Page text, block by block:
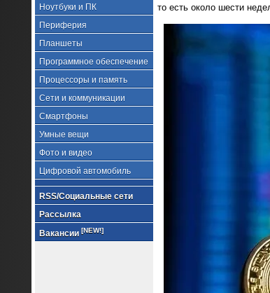
Ноутбуки и ПК
Периферия
Планшеты
Программное обеспечение
Процессоры и память
Сети и коммуникации
Смартфоны
Умные вещи
Фото и видео
Цифровой автомобиль
RSS/Социальные сети
Рассылка
Вакансии [NEW!]
то есть около шести